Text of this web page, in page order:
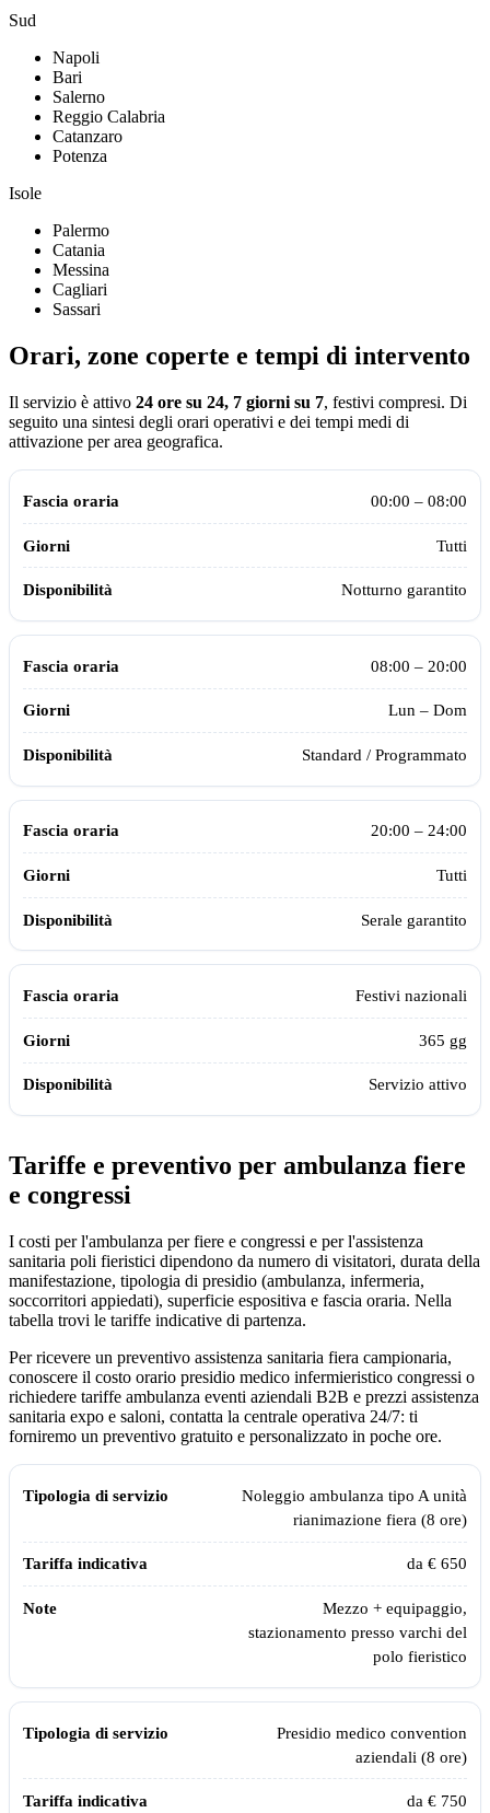
Sud
Napoli
Bari
Salerno
Reggio Calabria
Catanzaro
Potenza
Isole
Palermo
Catania
Messina
Cagliari
Sassari
Orari, zone coperte e tempi di intervento
Il servizio è attivo 24 ore su 24, 7 giorni su 7, festivi compresi. Di
seguito una sintesi degli orari operativi e dei tempi medi di
attivazione per area geografica.
Orari operativi della centrale Assistiamo Te aggiornati al 2026
Fascia oraria
00:00 – 08:00
Tutti
Notturno garantito
08:00 – 20:00
Lun – Dom
Standard / Programmato
20:00 – 24:00
Tutti
Serale garantito
Festivi nazionali
365 gg
Servizio attivo
Tariffe e preventivo per ambulanza fiere
e congressi
I costi per l'ambulanza per fiere e congressi e per l'assistenza
sanitaria poli fieristici dipendono da numero di visitatori, durata della
manifestazione, tipologia di presidio (ambulanza, infermeria,
soccorritori appiedati), superficie espositiva e fascia oraria. Nella
tabella trovi le tariffe indicative di partenza.
Per ricevere un preventivo assistenza sanitaria fiera campionaria,
conoscere il costo orario presidio medico infermieristico congressi o
richiedere tariffe ambulanza eventi aziendali B2B e prezzi assistenza
sanitaria expo e saloni, contatta la centrale operativa 24/7: ti
forniremo un preventivo gratuito e personalizzato in poche ore.
Tariffe indicative ambulanza e assistenza sanitaria per fiere e
Tipologia di servizio
Noleggio ambulanza tipo A unità
rianimazione fiera (8 ore)
da € 650
Mezzo + equipaggio,
stazionamento presso varchi del
polo fieristico
Presidio medico convention
aziendali (8 ore)
da € 750